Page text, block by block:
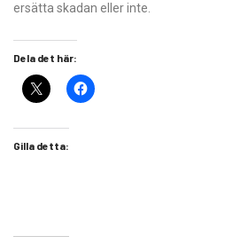
ersätta skadan eller inte.
Dela det här:
Gilla detta: